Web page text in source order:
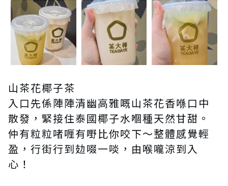
山茶花椰子茶
入口先係陣陣清幽高雅嘅山茶花香喺口中
散發，緊接住泰國椰子水嗰種天然甘甜。
仲有粒粒啫喱有嘢比你咬下～整體感覺輕
盈，行街行到攰啜一啖，由喉嚨涼到入
心！